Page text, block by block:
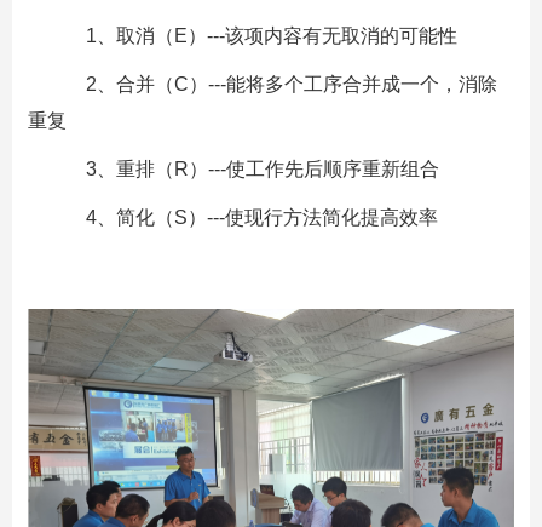
1、取消（E）---该项内容有无取消的可能性
2、合并（C）---能将多个工序合并成一个，消除
重复
3、重排（R）---使工作先后顺序重新组合
4、简化（S）---使现行方法简化提高效率